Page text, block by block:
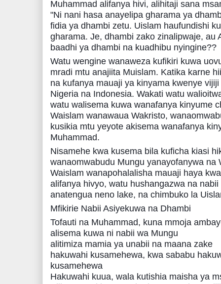
Muhammad alifanya hivi, alihitaji sana
"Ni nani hasa anayelipa gharama ya
fidia ya dhambi zetu. Uislam haufundishi
gharama. Je, dhambi zako zinalipwaje, au
baadhi ya dhambi na kuadhibu nyingine??
Watu wengine wanaweza kufikiri kuwa
mradi mtu anajiita Muislam. Katika karne
na kufanya mauaji ya kinyama kwenye
Nigeria na Indonesia. Wakati watu
watu walisema kuwa wanafanya kinyume
Waislam wanawaua Wakristo,
kusikia mtu yeyote akisema wanafanya
Muhammad.
Nisamehe kwa kusema bila kuficha kiasi
wanaomwabudu Mungu yanayofanywa na
Waislam wanapohalalisha mauaji haya
alifanya hivyo, watu hushangazwa na
anatengua neno lake, na chimbuko la
Mfikirie Nabii Asiyekuwa na Dhambi
Tofauti na Muhammad, kuna mmoja
alisema kuwa ni nabii wa Mungu
alitimiza mamia ya unabii na maana zake
hakuwahi kusamehewa, kwa sababu
kusamehewa
Hakuwahi kuua, wala kutishia maisha ya